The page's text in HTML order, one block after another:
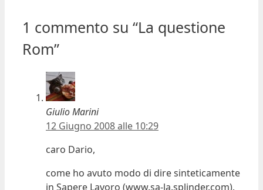
1 commento su “La questione
Rom”
Giulio Marini
12 Giugno 2008 alle 10:29
caro Dario,
come ho avuto modo di dire sinteticamente
in Sapere Lavoro (www.sa-la.splinder.com),